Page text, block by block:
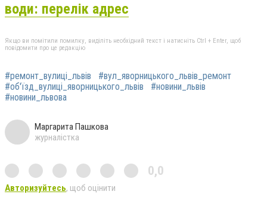
води: перелік адрес
Якщо ви помітили помилку, виділіть необхідний текст і натисніть Ctrl + Enter, щоб
повідомити про це редакцію
#ремонт_вулиці_львів
#вул_яворницького_львів_ремонт
#об'їзд_вулиці_яворницького_львів
#новини_львів
#новини_львова
Маргарита Пашкова
журналістка
0,0
Авторизуйтесь, щоб оцінити